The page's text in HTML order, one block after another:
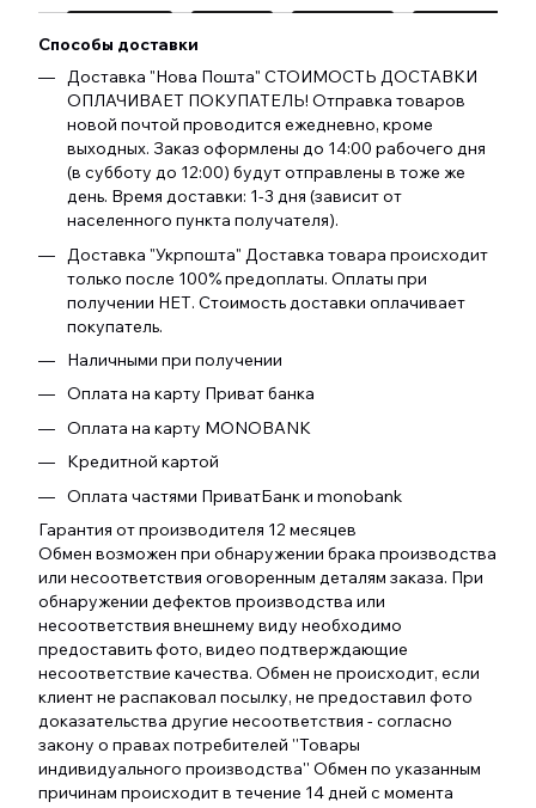
Способы доставки
Доставка "Нова Пошта" СТОИМОСТЬ ДОСТАВКИ
ОПЛАЧИВАЕТ ПОКУПАТЕЛЬ! Отправка товаров
новой почтой проводится ежедневно, кроме
выходных. Заказ оформлены до 14:00 рабочего дня
(в субботу до 12:00) будут отправлены в тоже же
день. Время доставки: 1-3 дня (зависит от
населенного пункта получателя).
Доставка "Укрпошта" Доставка товара происходит
только после 100% предоплаты. Оплаты при
получении НЕТ. Стоимость доставки оплачивает
покупатель.
Наличными при получении
Оплата на карту Приват банка
Оплата на карту MONOBANK
Кредитной картой
Оплата частями ПриватБанк и monobank
Гарантия от производителя 12 месяцев
Обмен возможен при обнаружении брака производства
или несоответствия оговоренным деталям заказа. При
обнаружении дефектов производства или
несоответствия внешнему виду необходимо
предоставить фото, видео подтверждающие
несоответствие качества. Обмен не происходит, если
клиент не распаковал посылку, не предоставил фото
доказательства другие несоответствия - согласно
закону о правах потребителей ''Товары
индивидуального производства'' Обмен по указанным
причинам происходит в течение 14 дней с момента